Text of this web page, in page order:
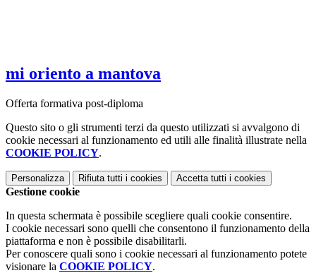
mi oriento a mantova
Offerta formativa post-diploma
Questo sito o gli strumenti terzi da questo utilizzati si avvalgono di
cookie necessari al funzionamento ed utili alle finalità illustrate nella
COOKIE POLICY.
Personalizza Rifiuta tutti i cookies Accetta tutti i cookies
Gestione cookie
In questa schermata è possibile scegliere quali cookie consentire.
I cookie necessari sono quelli che consentono il funzionamento della
piattaforma e non è possibile disabilitarli.
Per conoscere quali sono i cookie necessari al funzionamento potete
visionare la COOKIE POLICY.